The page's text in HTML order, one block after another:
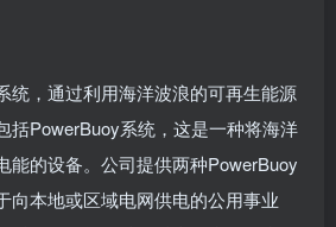
统，通过利用海洋波浪的可再生能源
括PowerBuoy系统，这是一种将海洋
能的设备。公司提供两种PowerBuoy
向本地或区域电网供电的公用事业